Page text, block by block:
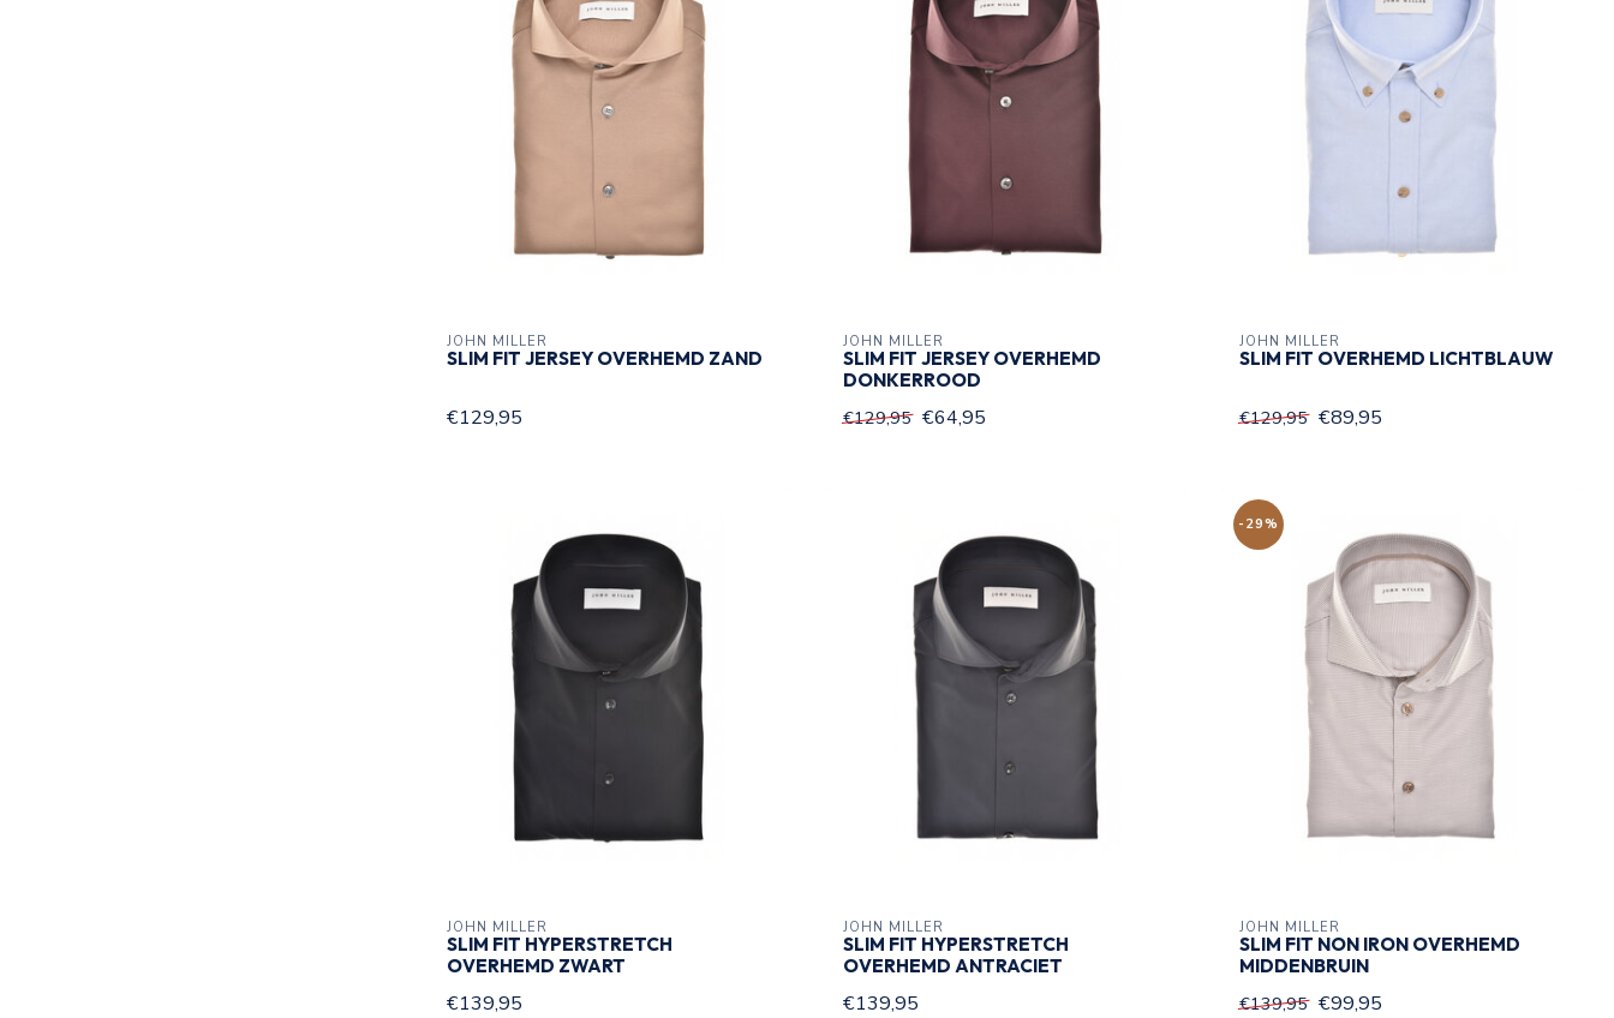
JOHN MILLER
SLIM FIT JERSEY OVERHEMD ZAND
€129,95
JOHN MILLER
SLIM FIT JERSEY OVERHEMD
DONKERROOD
€129,95 €64,95
JOHN MILLER
SLIM FIT OVERHEMD LICHTBLAUW
€129,95 €89,95
JOHN MILLER
SLIM FIT HYPERSTRETCH
OVERHEMD ZWART
€139,95
JOHN MILLER
SLIM FIT HYPERSTRETCH
OVERHEMD ANTRACIET
€139,95
-29%
JOHN MILLER
SLIM FIT NON IRON OVERHEMD
MIDDENBRUIN
€139,95 €99,95